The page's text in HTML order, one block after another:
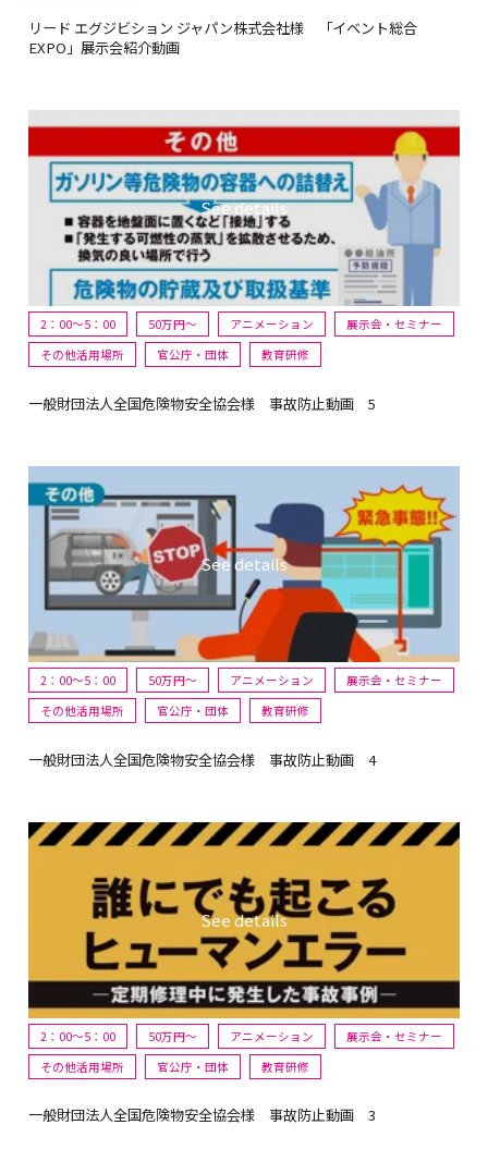
リード エグジビション ジャパン株式会社様 「イベント総合
EXPO」展示会紹介動画
2：00～5：00 50万円〜 アニメーション
展示会・セミナー
その他活用場所
官公庁・団体 教育研修
一般財団法人全国危険物安全協会様 事故防止動画 5
2：00～5：00 50万円〜 アニメーション
展示会・セミナー
その他活用場所
官公庁・団体 教育研修
一般財団法人全国危険物安全協会様 事故防止動画 4
2：00～5：00 50万円〜 アニメーション
展示会・セミナー
その他活用場所
官公庁・団体 教育研修
一般財団法人全国危険物安全協会様 事故防止動画 3